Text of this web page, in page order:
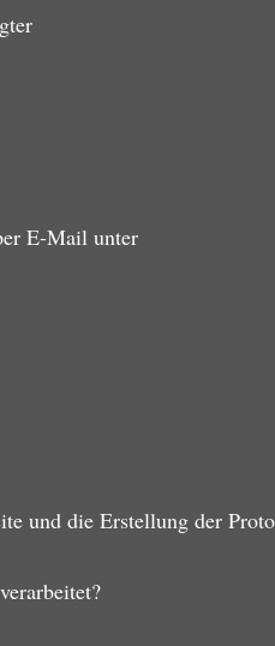
E-Mail unter
und die Erstellung der